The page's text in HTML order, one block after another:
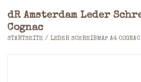
Rucksäcke
dR Amsterdam Leder
Cognac
STARTSEITE / LEDER SCHREIBMAP A4 COGNAC